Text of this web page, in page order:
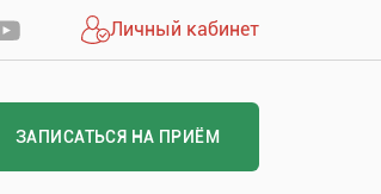
Личный кабинет
ЗАПИСАТЬСЯ НА ПРИЁМ